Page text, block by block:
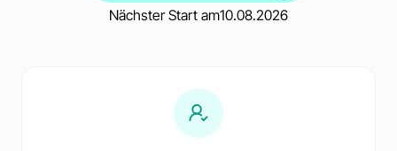
Nächster Start am10.08.2026